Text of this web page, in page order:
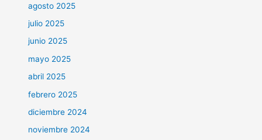
agosto 2025
julio 2025
junio 2025
mayo 2025
abril 2025
febrero 2025
diciembre 2024
noviembre 2024